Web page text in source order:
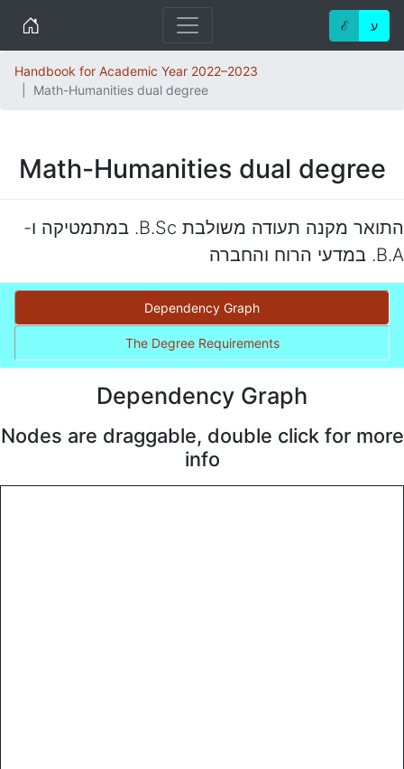
Home ℰ ע
Handbook for Academic Year 2022–2023
Math-Humanities dual degree
Math-Humanities dual degree
התואר מקנה תעודה משולבת B.Sc. במתמטיקה ו-
B.A. במדעי הרוח והחברה
Dependency Graph
The Degree Requirements
Dependency Graph
Nodes are draggable, double click for more
info